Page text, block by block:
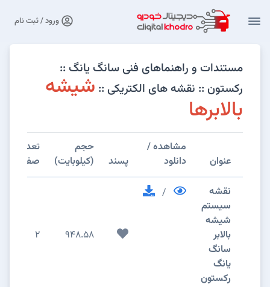
ورود / ثبت نام
مستندات و راهنماهای فنی سانگ یانگ ::
رکستون :: نقشه های الکتریکی :: شیشه
بالابرها
عنوان
مشاهده /
دانلود
پسند
حجم
(کیلوبایت)
تعداد
صفحات
نقشه
سیستم
شیشه
بالابر
سانگ
یانگ
رکستون
/
948.58
2